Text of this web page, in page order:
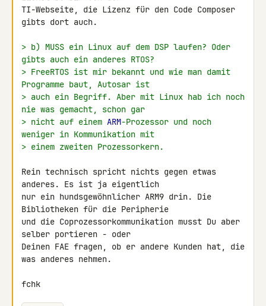
TI-Webseite, die Lizenz für den Code Composer
gibts dort auch.
> b) MUSS ein Linux auf dem DSP laufen? Oder
gibts auch ein anderes RTOS?
> FreeRTOS ist mir bekannt und wie man damit
Programme baut, Autosar ist
> auch ein Begriff. Aber mit Linux hab ich noch
nie was gemacht, schon gar
> nicht auf einem ARM-Prozessor und noch
weniger in Kommunikation mit
> einem zweiten Prozessorkern.
Rein technisch spricht nichts gegen etwas
anderes. Es ist ja eigentlich
nur ein hundsgewöhnlicher ARM9 drin. Die
Bibliotheken für die Peripherie
und die Coprozessorkommunikation musst Du aber
selber portieren - oder
Deinen FAE fragen, ob er andere Kunden hat, die
was anderes nehmen.
fchk